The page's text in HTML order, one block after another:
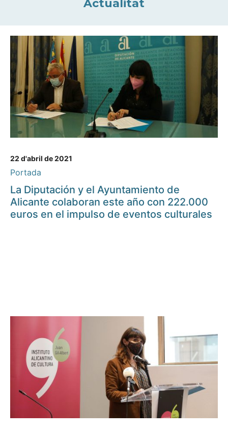
Actualitat
22 d'abril de 2021
Portada
La Diputación y el Ayuntamiento de
Alicante colaboran este año con 222.000
euros en el impulso de eventos culturales